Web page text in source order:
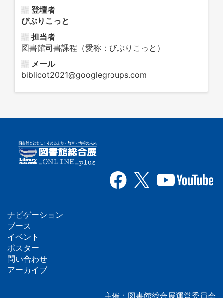
登壇者
びぶりこっと
担当者
図書館司書課程（愛称：びぶりこっと）
メール
biblicot2021@googlegroups.com
フ
ッ
タ
ナビゲーション
ブース
イベント
ポスター
問い合わせ
アーカイブ
主催：図書館総合展運営委員会